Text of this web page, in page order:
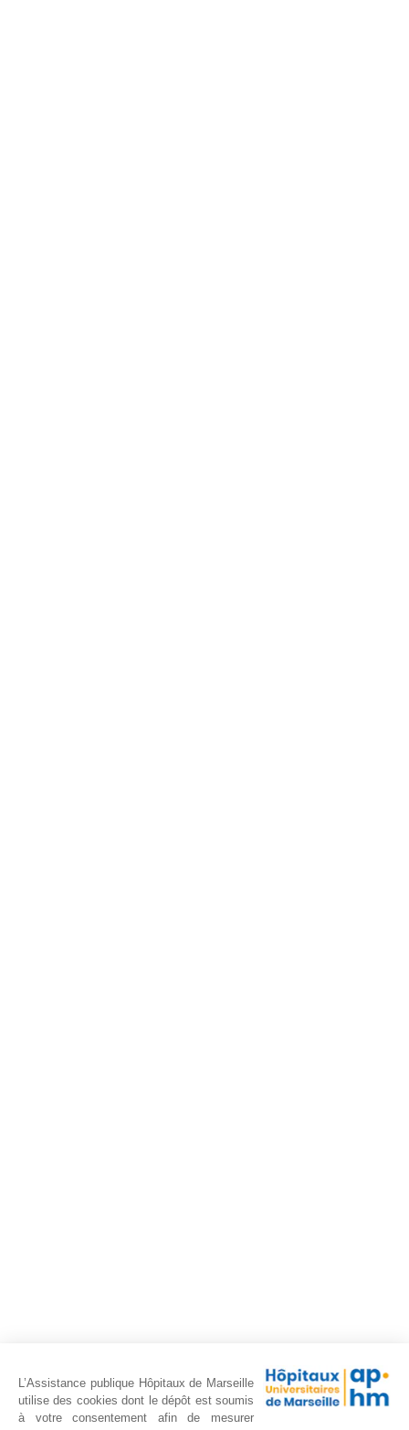
L’Assistance publique Hôpitaux de Marseille
utilise des cookies dont le dépôt est soumis
à votre consentement afin de mesurer